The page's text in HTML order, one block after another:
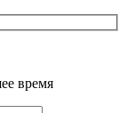
время